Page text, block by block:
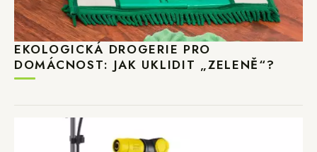
EKOLOGICKÁ DROGERIE PRO
DOMÁCNOST: JAK UKLIDIT „ZELENĚ“?